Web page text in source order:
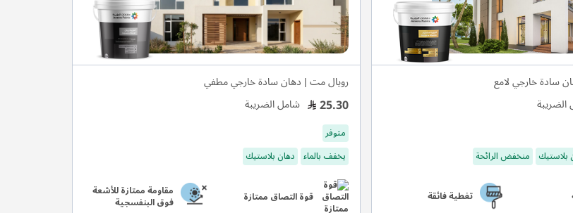
سادة خارجي لامع
بلاستيك منخفض الرائحة
تغطية فائقة
رويال مت | دهان سادة خارجي مطفي
25.30 شامل الضريبة
متوفر
يخفف بالماء دهان بلاستيك
قوة التصاق ممتازة مقاومة ممتازة للأشعة
فوق البنفسجية